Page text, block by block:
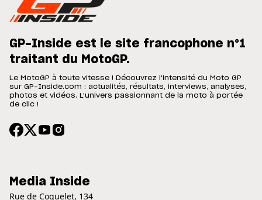
GP-Inside est le site francophone n°1
traitant du MotoGP.
Le MotoGP à toute vitesse ! Découvrez l'intensité du Moto GP
sur GP-Inside.com : actualités, résultats, interviews, analyses,
photos et vidéos. L'univers passionnant de la moto à portée
de clic !
Media Inside
Rue de Coquelet, 134